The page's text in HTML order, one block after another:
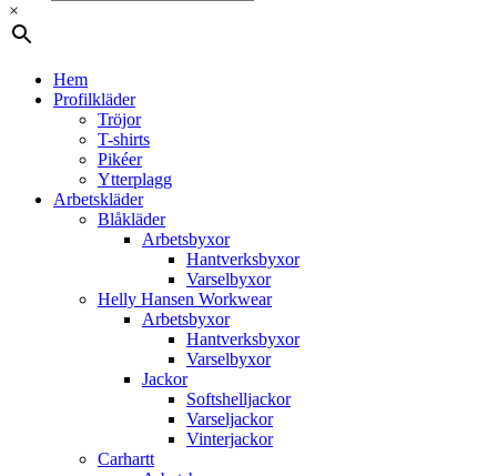
×
Hem
Profilkläder
Tröjor
T-shirts
Pikéer
Ytterplagg
Arbetskläder
Blåkläder
Arbetsbyxor
Hantverksbyxor
Varselbyxor
Helly Hansen Workwear
Arbetsbyxor
Hantverksbyxor
Varselbyxor
Jackor
Softshelljackor
Varseljackor
Vinterjackor
Carhartt